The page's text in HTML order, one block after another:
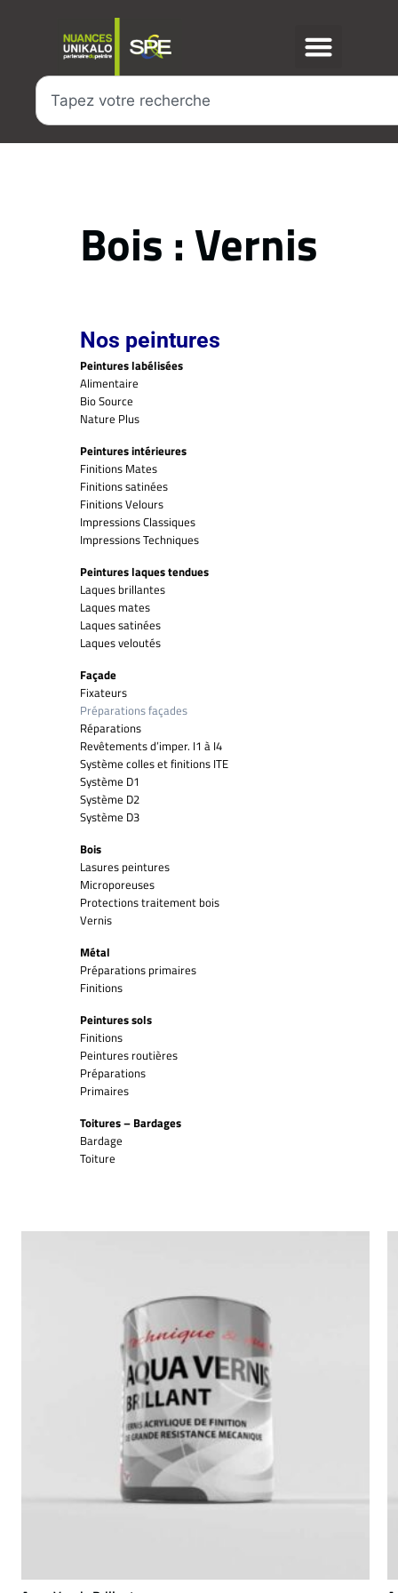
Bois : Vernis
Nos peintures
Peintures labélisées
Alimentaire
Bio Source
Nature Plus
Peintures intérieures
Finitions Mates
Finitions satinées
Finitions Velours
Impressions Classiques
Impressions Techniques
Peintures laques tendues
Laques brillantes
Laques mates
Laques satinées
Laques veloutés
Façade
Fixateurs
Préparations façades
Réparations
Revêtements d’imper. I1 à I4
Système colles et finitions ITE
Système D1
Système D2
Système D3
Bois
Lasures peintures
Microporeuses
Protections traitement bois
Vernis
Métal
Préparations primaires
Finitions
Peintures sols
Finitions
Peintures routières
Préparations
Primaires
Toitures – Bardages
Bardage
Toiture